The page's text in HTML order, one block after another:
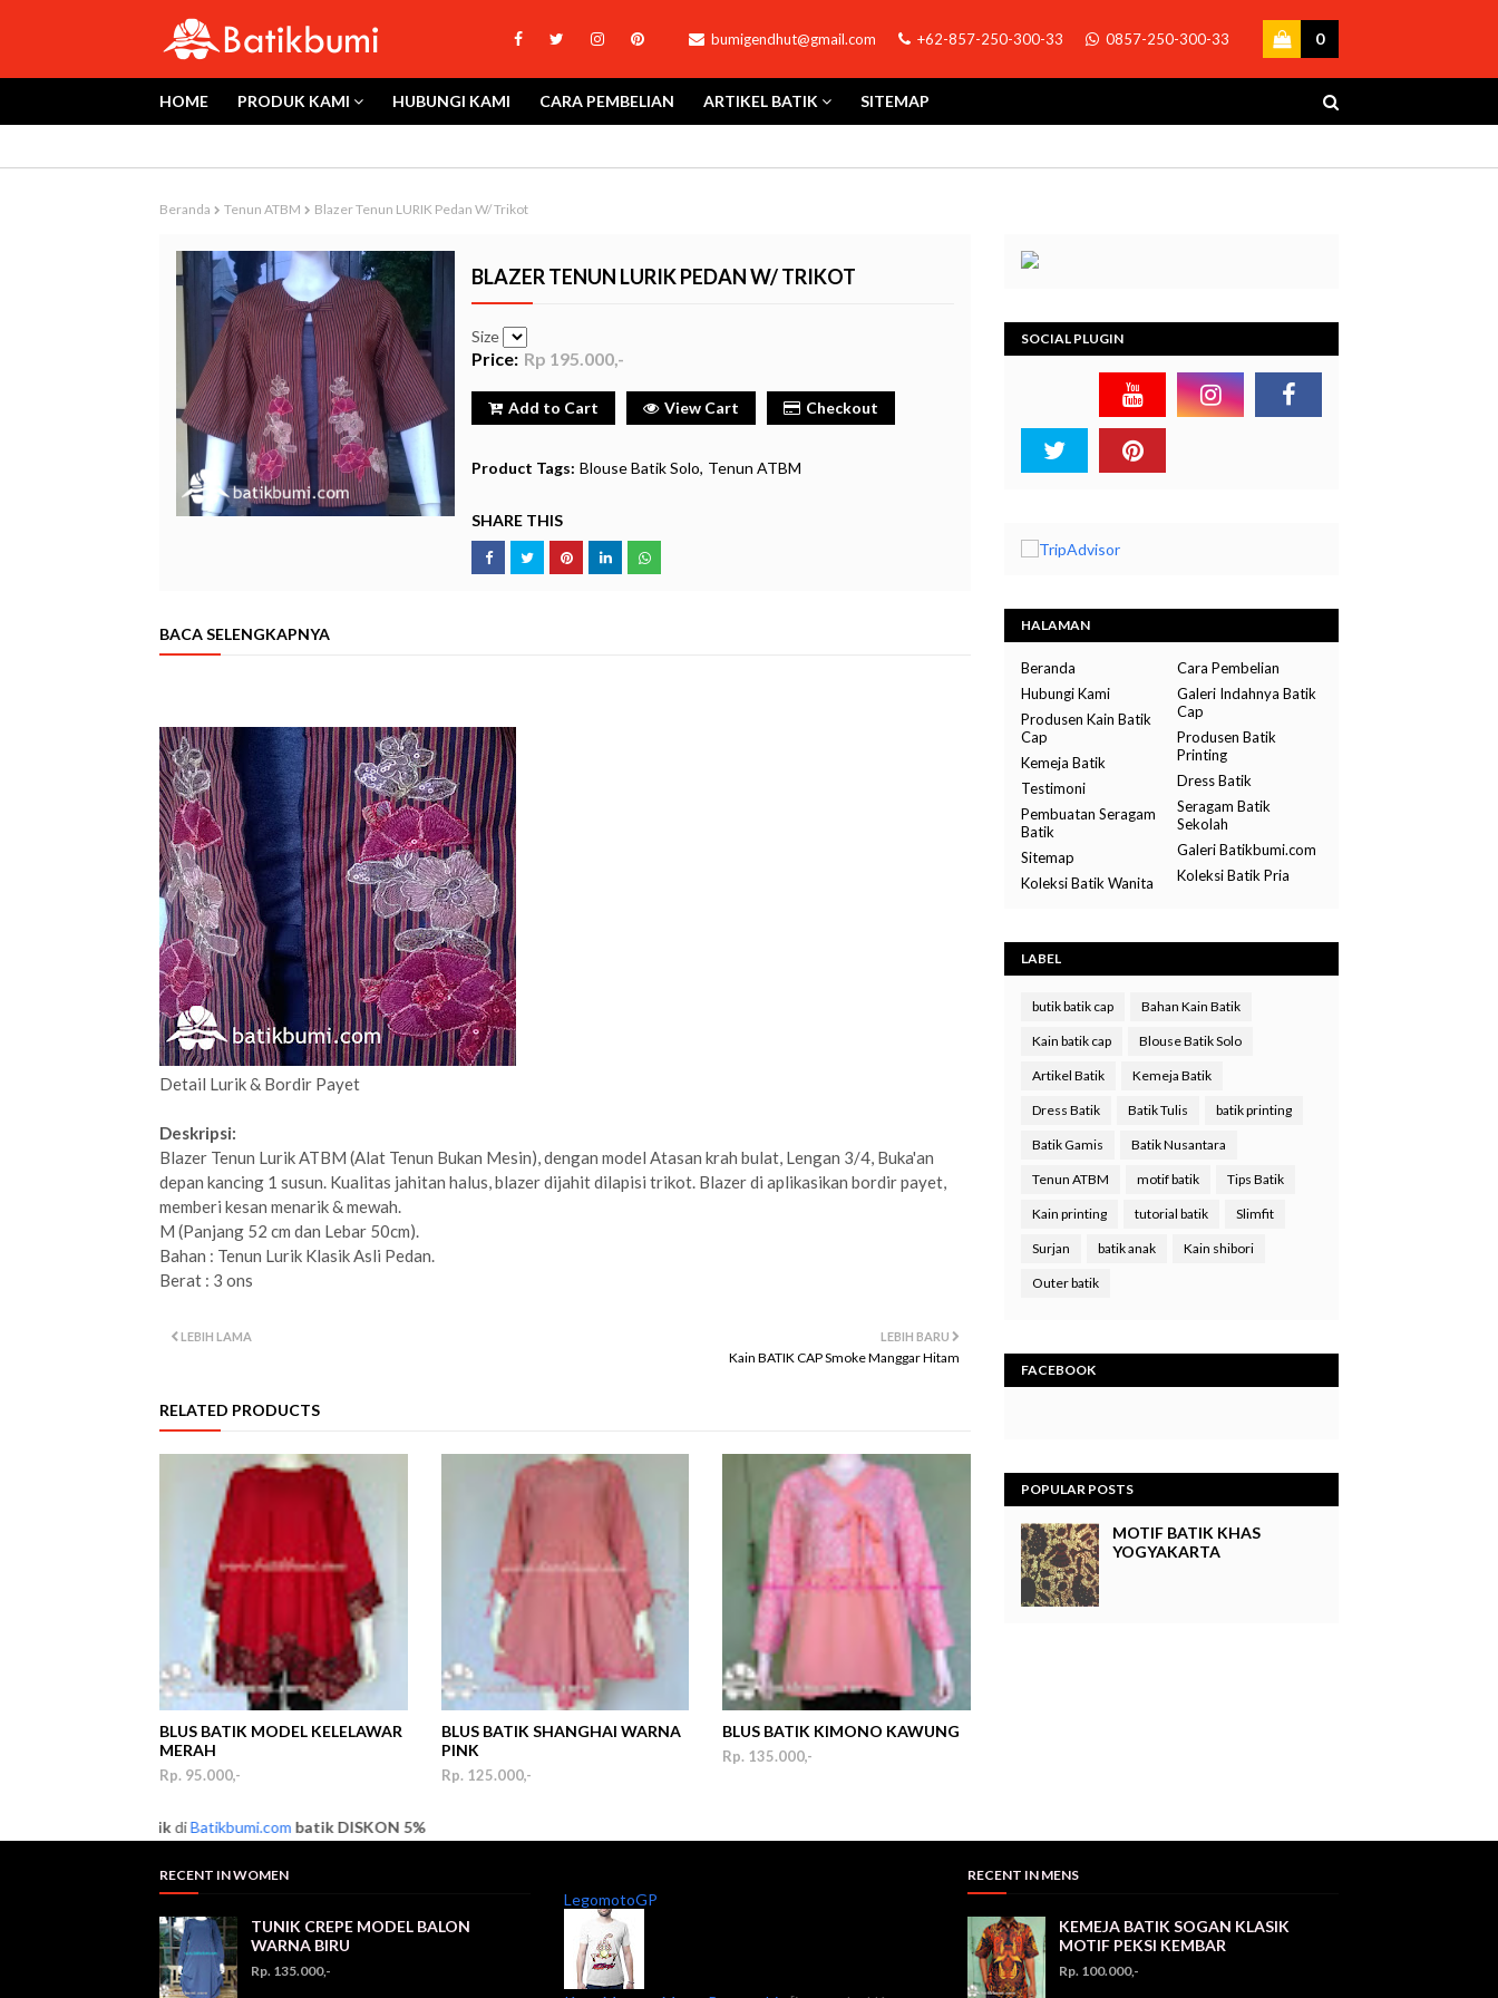
bumigendhut@gmail.com +62-857-250-300-33 0857-250-300-33 0
HOME PRODUK KAMI HUBUNGI KAMI CARA PEMBELIAN ARTIKEL BATIK SITEMAP
Beranda Tenun ATBM Blazer Tenun LURIK Pedan W/ Trikot
BLAZER TENUN LURIK PEDAN W/ TRIKOT
Size
Price: Rp 195.000,-
Add to Cart View Cart Checkout
Product Tags: Blouse Batik Solo Tenun ATBM
SHARE THIS
BACA SELENGKAPNYA
Detail Lurik & Bordir Payet
Deskripsi:
Blazer Tenun Lurik ATBM (Alat Tenun Bukan Mesin), dengan model Atasan krah bulat, Lengan 3/4, Buka'an
depan kancing 1 susun. Kualitas jahitan halus, blazer dijahit dilapisi trikot. Blazer di aplikasikan bordir payet,
memberi kesan menarik & mewah.
M (Panjang 52 cm dan Lebar 50cm).
Bahan : Tenun Lurik Klasik Asli Pedan.
Berat : 3 ons
LEBIH BARU
Kain BATIK CAP Smoke Manggar Hitam
LEBIH LAMA
RELATED PRODUCTS
BLUS BATIK MODEL KELELAWAR
MERAH
Rp. 95.000,-
BLUS BATIK SHANGHAI WARNA
PINK
Rp. 125.000,-
BLUS BATIK KIMONO KAWUNG
Rp. 135.000,-
Batikbumi.combatikDISKON 5%
SOCIAL PLUGIN
HALAMAN
Beranda
Cara Pembelian
Hubungi Kami
Galeri Indahnya Batik
Cap
Produsen Kain Batik
Cap
Produsen Batik
Printing
Kemeja Batik
Dress Batik
Testimoni
Seragam Batik
Sekolah
Pembuatan Seragam
Batik
Galeri Batikbumi.com
Sitemap
Koleksi Batik Pria
Koleksi Batik Wanita
LABEL
butik batik cap Bahan Kain Batik
Kain batik cap Blouse Batik Solo
Artikel Batik Kemeja Batik
Dress Batik Batik Tulis batik printing
Batik Gamis Batik Nusantara
Tenun ATBM motif batik Tips Batik
Kain printing tutorial batik Slimfit
Surjan batik anak Kain shibori
Outer batik
FACEBOOK
POPULAR POSTS
MOTIF BATIK KHAS
YOGYAKARTA
RECENT IN WOMEN
TUNIK CREPE MODEL BALON
WARNA BIRU
Rp. 135.000,-
LegomotoGP
RECENT IN MENS
KEMEJA BATIK SOGAN KLASIK
MOTIF PEKSI KEMBAR
Rp. 100.000,-